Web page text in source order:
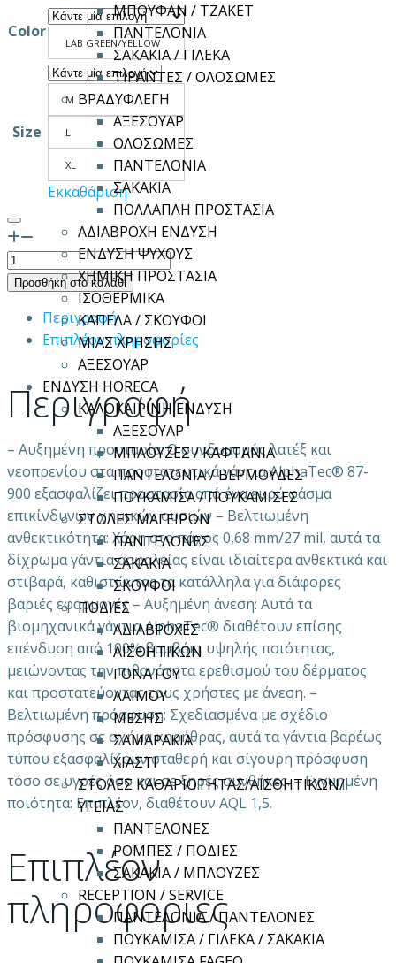
ΜΠΟΥΦΑΝ / ΤΖΑΚΕΤ
ΠΑΝΤΕΛΟΝΙΑ
ΣΑΚΑΚΙΑ / ΓΙΛΕΚΑ
ΤΙΡΑΝΤΕΣ / ΟΛΟΣΩΜΕΣ
ΒΡΑΔΥΦΛΕΓΗ
ΑΞΕΣΟΥΑΡ
ΟΛΟΣΩΜΕΣ
ΠΑΝΤΕΛΟΝΙΑ
ΣΑΚΑΚΙΑ
ΠΟΛΛΑΠΛΗ ΠΡΟΣΤΑΣΙΑ
ΑΔΙΑΒΡΟΧΗ ΕΝΔΥΣΗ
ΕΝΔΥΣΗ ΨΥΧΟΥΣ
ΧΗΜΙΚΗ ΠΡΟΣΤΑΣΙΑ
ΙΣΟΘΕΡΜΙΚΑ
ΚΑΠΕΛΑ / ΣΚΟΥΦΟΙ
ΜΙΑΣ ΧΡΗΣΗΣ
ΑΞΕΣΟΥΑΡ
ΕΝΔΥΣΗ HORECA
ΚΑΛΟΚΑΙΡΙΝΗ ΕΝΔΥΣΗ
ΑΞΕΣΟΥΑΡ
ΜΠΛΟΥΖΕΣ / ΚΑΦΤΑΝΙΑ
ΠΑΝΤΕΛΟΝΙΑ / ΒΕΡΜΟΥΔΕΣ
ΠΟΥΚΑΜΙΣΑ / ΠΟΥΚΑΜΙΣΕΣ
ΣΤΟΛΕΣ ΜΑΓΕΙΡΩΝ
ΠΑΝΤΕΛΟΝΕΣ
ΣΑΚΑΚΙΑ
ΣΚΟΥΦΟΙ
ΠΟΔΙΕΣ
ΑΔΙΑΒΡΟΧΕΣ
ΑΙΣΘΗΤΙΚΩΝ
ΓΟΝΑΤΟΥ
ΛΑΙΜΟΥ
ΜΕΣΗΣ
ΣΑΜΑΡΑΚΙΑ
ΧΙΑΣΤΙ
ΣΤΟΛΕΣ ΚΑΘΑΡΙΟΤΗΤΑΣ/ΑΙΣΘΗΤΙΚΩΝ/
ΥΓΕΙΑΣ
ΠΑΝΤΕΛΟΝΕΣ
ΡΟΜΠΕΣ / ΠΟΔΙΕΣ
ΣΑΚΑΚΙΑ / ΜΠΛΟΥΖΕΣ
RECEPTION / SERVICE
ΠΑΝΤΕΛΟΝΙΑ / ΠΑΝΤΕΛΟΝΕΣ
ΠΟΥΚΑΜΙΣΑ / ΓΙΛΕΚΑ / ΣΑΚΑΚΙΑ
Color
LAB GREEN/YELLOW
Size
M
L
XL
Εκκαθάριση
Γάντια
ALPHATEC
900
ποσότητα
Προσθήκη στο καλάθι
Περιγραφή
Επιπλέον πληροφορίες
Περιγραφή
– Αυξημένη προστασία: Ο συνδυασμός λατέξ και
νεοπρενίου στα προστατευτικά γάντια AlphaTec® 87-
900 εξασφαλίζει προστασία από ένα ευρύ φάσμα
επικίνδυνων χημικών ουσιών – Βελτιωμένη
ανθεκτικότητα: Χάρη στο πάχος 0,68 mm/27 mil, αυτά τα
δίχρωμα γάντια ασφαλείας είναι ιδιαίτερα ανθεκτικά και
στιβαρά, καθιστώντας τα κατάλληλα για διάφορες
βαριές εφαρμογές – Αυξημένη άνεση: Αυτά τα
βιομηχανικά γάντια AlphaTec® διαθέτουν επίσης
επένδυση από 100% βαμβάκι υψηλής ποιότητας,
μειώνοντας την πιθανότητα ερεθισμού του δέρματος
και προστατεύοντας τους χρήστες με άνεση. –
Βελτιωμένη πρόσφυση: Σχεδιασμένα με σχέδιο
πρόσφυσης σε σχήμα κηρήθρας, αυτά τα γάντια βαρέως
τύπου εξασφαλίζουν σταθερή και σίγουρη πρόσφυση
τόσο σε υγρές όσο και σε ξηρές συνθήκες. – Εγγυημένη
ποιότητα: Επιπλέον, διαθέτουν AQL 1,5.
Επιπλέον
πληροφορίες